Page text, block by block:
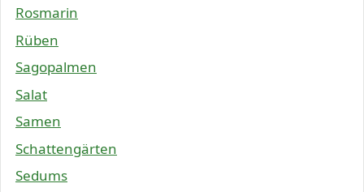
Rosmarin
Rüben
Sagopalmen
Salat
Samen
Schattengärten
Sedums